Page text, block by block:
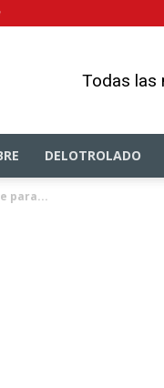
Todas las
DELOTROLADO
para...